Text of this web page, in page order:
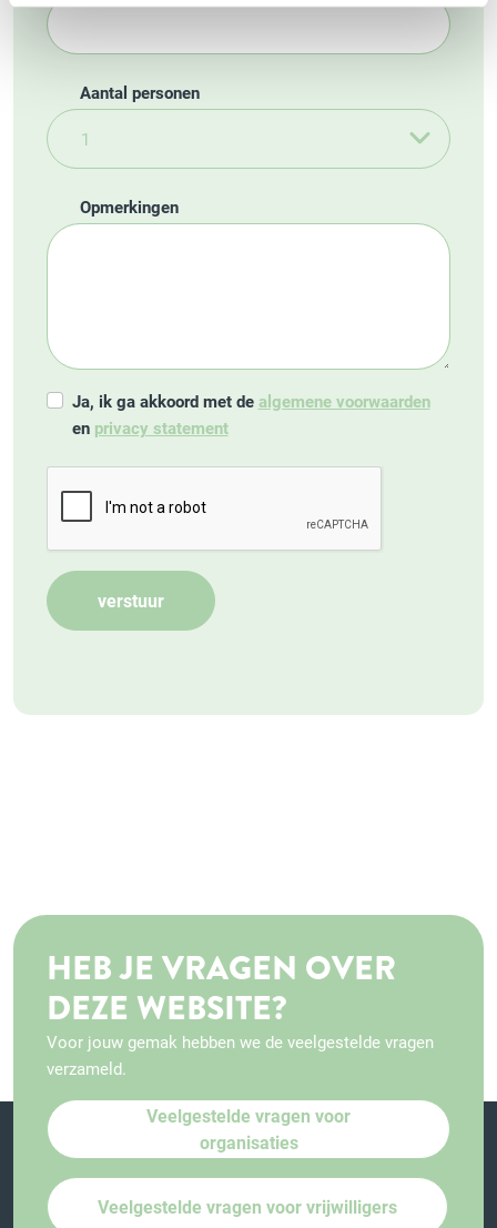
Aantal personen
Opmerkingen
Ja, ik ga akkoord met de algemene voorwaarden
en privacy statement
HEB JE VRAGEN OVER
DEZE WEBSITE?
Voor jouw gemak hebben we de veelgestelde vragen
verzameld.
Veelgestelde vragen voor
organisaties
Veelgestelde vragen voor vrijwilligers